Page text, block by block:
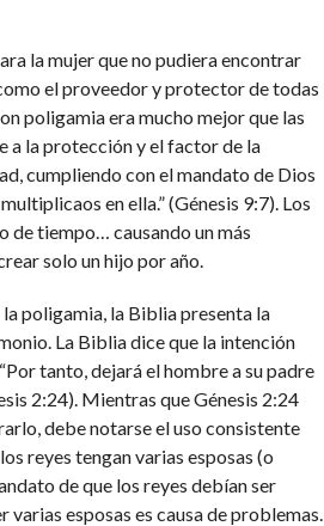
la mujer que no pudiera encontrar
el proveedor y protector de todas
poligamia era mucho mejor que las
a la protección y el factor de la
cumpliendo con el mandato de Dios
en ella.” (Génesis 9:7). Los
de tiempo… causando un más
solo un hijo por año.
poligamia, la Biblia presenta la
La Biblia dice que la intención
tanto, dejará el hombre a su padre
2:24). Mientras que Génesis 2:24
debe notarse el uso consistente
reyes tengan varias esposas (o
de que los reyes debían ser
esposas es causa de problemas.